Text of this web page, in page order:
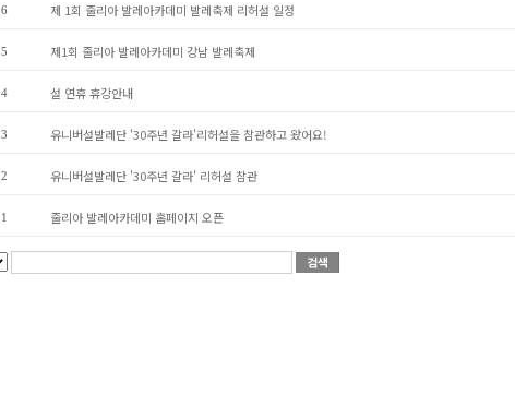
6 제 1회 줄리아 발레아카데미 발레축제 리허설 일정
5 제1회 줄리아 발레아카데미 강남 발레축제
4 설 연휴 휴강안내
3 유니버설발레단 '30주년 갈라'리허설을 참관하고 왔어요!
2 유니버설발레단 '30주년 갈라' 리허설 참관
1 줄리아 발레아카데미 홈페이지 오픈